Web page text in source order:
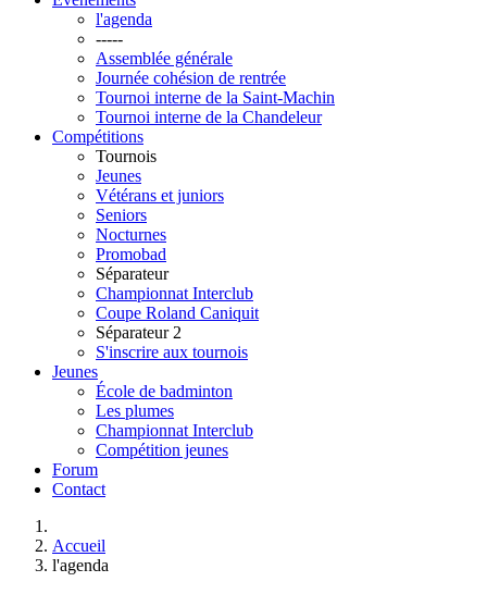
l'agenda
-----
Assemblée générale
Journée cohésion de rentrée
Tournoi interne de la Saint-Machin
Tournoi interne de la Chandeleur
Compétitions
Tournois
Jeunes
Vétérans et juniors
Seniors
Nocturnes
Promobad
Séparateur
Championnat Interclub
Coupe Roland Caniquit
Séparateur 2
S'inscrire aux tournois
Jeunes
École de badminton
Les plumes
Championnat Interclub
Compétition jeunes
Forum
Contact
Accueil
l'agenda